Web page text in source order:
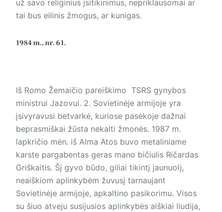
už savo religinius įsitikinimus, nepriklausomai ar
tai bus eilinis žmogus, ar kunigas.
1984 m., nr. 61.
Iš Romo Žemaičio pareiškimo TSRS gynybos
ministrui Jazovui. 2. Sovietinėje armijoje yra
įsivyravusi betvarkė, kuriose pasėkoje dažnai
beprasmiškai žūsta nekalti žmonės. 1987 m.
lapkričio mėn. iš Alma Atos buvo metaliniame
karste par­ga­ben­tas geras mano bičiulis Ričardas
Griš­kai­tis. Šį gyvo būdo, giliai tikintį jaunuolį,
neaiškiom aplinkybėm žuvusį tarnaujant
Sovietinėje armijoje, apkaltino pasikorimu. Visos
su šiuo atveju susijusios ap­lin­ky­bės aiškiai liudija,